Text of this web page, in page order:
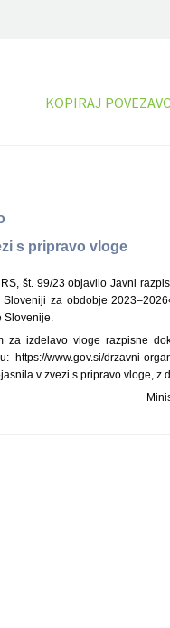
KOPIRAJ
s pripravo vloge
št. 99/23 objavilo Javni
za obdobje
Slovenije.
izdelavo vloge razpisne
www.gov.si/drzavni-
v zvezi s pripravo vloge, z